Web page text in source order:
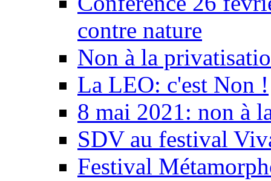
contre nature
Non à la
La LEO: c'est Non !
8 mai 2021: non à
SDV au festival
Festival